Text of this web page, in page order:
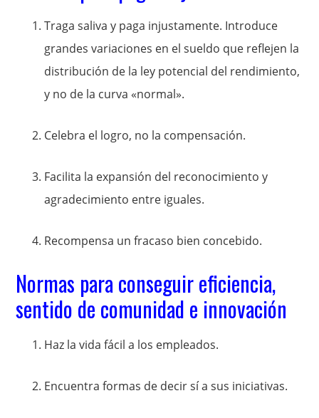
Traga saliva y paga injustamente. Introduce
grandes variaciones en el sueldo que reflejen la
distribución de la ley potencial del rendimiento,
y no de la curva «normal».
Celebra el logro, no la compensación.
Facilita la expansión del reconocimiento y
agradecimiento entre iguales.
Recompensa un fracaso bien concebido.
Normas para conseguir eficiencia,
sentido de comunidad e innovación
Haz la vida fácil a los empleados.
Encuentra formas de decir sí a sus iniciativas.